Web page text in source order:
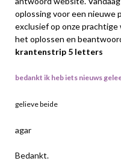
oplossing voor een nieuwe
exclusief op onze
het oplossen en
krantenstrip 5 letters
bedankt ik heb iets nieuws
gelieve beide
agar
Bedankt.